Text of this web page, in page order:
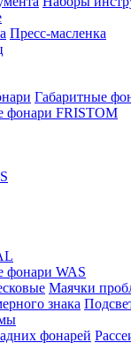
Пресс-масленка
Габаритные
фонари FRISTOM
фонари WAS
Маячки